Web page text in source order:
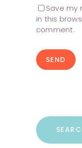
Save my
in this
comment.
SEND
Search
for: